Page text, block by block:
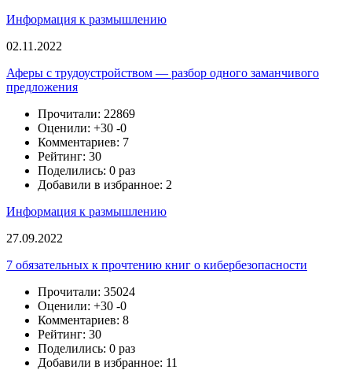
Информация к размышлению
02.11.2022
Аферы с трудоустройством — разбор одного заманчивого
предложения
Прочитали: 22869
Оценили: +30 -0
Комментариев: 7
Рейтинг: 30
Поделились: 0 раз
Добавили в избранное: 2
Информация к размышлению
27.09.2022
7 обязательных к прочтению книг о кибербезопасности
Прочитали: 35024
Оценили: +30 -0
Комментариев: 8
Рейтинг: 30
Поделились: 0 раз
Добавили в избранное: 11